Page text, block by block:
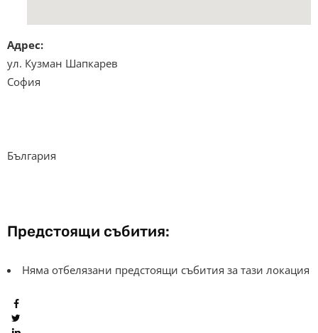
Адрес:
ул. Кузман Шапкарев
София
България
Предстоящи събития:
Няма отбелязани предстоящи събития за тази локация